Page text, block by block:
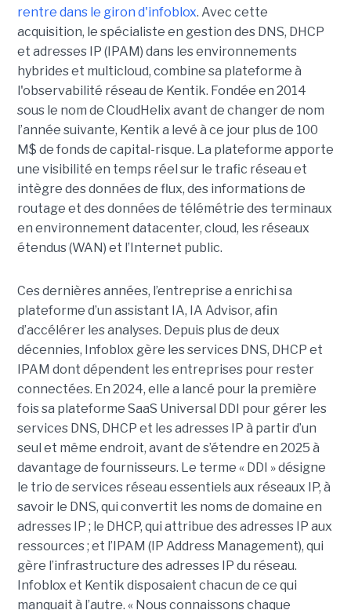
rentre dans le giron d'infoblox. Avec cette
acquisition, le spécialiste en gestion des DNS, DHCP
et adresses IP (IPAM) dans les environnements
hybrides et multicloud, combine sa plateforme à
l'observabilité réseau de Kentik. Fondée en 2014
sous le nom de CloudHelix avant de changer de nom
l’année suivante, Kentik a levé à ce jour plus de 100
M$ de fonds de capital-risque. La plateforme apporte
une visibilité en temps réel sur le trafic réseau et
intègre des données de flux, des informations de
routage et des données de télémétrie des terminaux
en environnement datacenter, cloud, les réseaux
étendus (WAN) et l’Internet public.
Ces dernières années, l’entreprise a enrichi sa
plateforme d’un assistant IA, IA Advisor, afin
d’accélérer les analyses. Depuis plus de deux
décennies, Infoblox gère les services DNS, DHCP et
IPAM dont dépendent les entreprises pour rester
connectées. En 2024, elle a lancé pour la première
fois sa plateforme SaaS Universal DDI pour gérer les
services DNS, DHCP et les adresses IP à partir d’un
seul et même endroit, avant de s’étendre en 2025 à
davantage de fournisseurs. Le terme « DDI » désigne
le trio de services réseau essentiels aux réseaux IP, à
savoir le DNS, qui convertit les noms de domaine en
adresses IP ; le DHCP, qui attribue des adresses IP aux
ressources ; et l’IPAM (IP Address Management), qui
gère l’infrastructure des adresses IP du réseau.
Infoblox et Kentik disposaient chacun de ce qui
manquait à l’autre. « Nous connaissons chaque